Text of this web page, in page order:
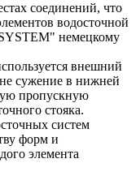
соединений, что
водосточной
немецкому
внешний
сужение в нижней
пропускную
стояка.
систем
форм и
элемента